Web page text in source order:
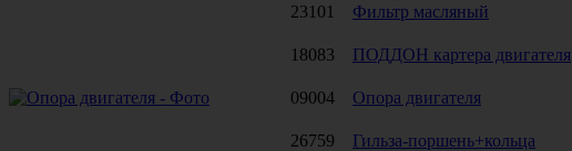
23101
Фильтр масляный
18083
ПОДДОН картера двигателя
09004
Опора двигателя
26759
Гильза-поршень+кольца